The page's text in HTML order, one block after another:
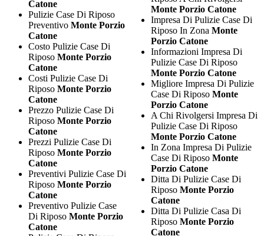
Catone
Pulizie Case Di Riposo
Preventivo Monte Porzio
Catone
Costo Pulizie Case Di
Riposo Monte Porzio
Catone
Costi Pulizie Case Di
Riposo Monte Porzio
Catone
Prezzo Pulizie Case Di
Riposo Monte Porzio
Catone
Prezzi Pulizie Case Di
Riposo Monte Porzio
Catone
Preventivi Pulizie Case Di
Riposo Monte Porzio
Catone
Preventivo Pulizie Case
Di Riposo Monte Porzio
Catone
Monte Porzio Catone
Impresa Di Pulizie Case Di
Riposo In Zona Monte
Porzio Catone
Informazioni Impresa Di
Pulizie Case Di Riposo
Monte Porzio Catone
Migliore Impresa Di Pulizie
Case Di Riposo Monte
Porzio Catone
A Chi Rivolgersi Impresa Di
Pulizie Case Di Riposo
Monte Porzio Catone
In Zona Impresa Di Pulizie
Case Di Riposo Monte
Porzio Catone
Ditta Di Pulizie Case Di
Riposo Monte Porzio
Catone
Ditta Di Pulizie Casa Di
Riposo Monte Porzio
Catone